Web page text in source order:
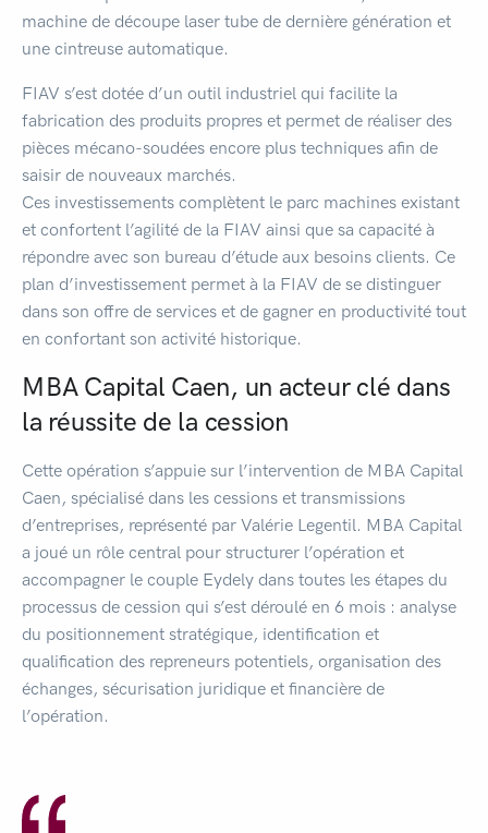
machine de découpe laser tube de dernière génération et
une cintreuse automatique.
FIAV s’est dotée d’un outil industriel qui facilite la
fabrication des produits propres et permet de réaliser des
pièces mécano-soudées encore plus techniques afin de
saisir de nouveaux marchés.
Ces investissements complètent le parc machines existant
et confortent l’agilité de la FIAV ainsi que sa capacité à
répondre avec son bureau d’étude aux besoins clients. Ce
plan d’investissement permet à la FIAV de se distinguer
dans son offre de services et de gagner en productivité tout
en confortant son activité historique.
MBA Capital Caen, un acteur clé dans
la réussite de la cession
Cette opération s’appuie sur l’intervention de MBA Capital
Caen, spécialisé dans les cessions et transmissions
d’entreprises, représenté par Valérie Legentil. MBA Capital
a joué un rôle central pour structurer l’opération et
accompagner le couple Eydely dans toutes les étapes du
processus de cession qui s’est déroulé en 6 mois : analyse
du positionnement stratégique, identification et
qualification des repreneurs potentiels, organisation des
échanges, sécurisation juridique et financière de
l’opération.